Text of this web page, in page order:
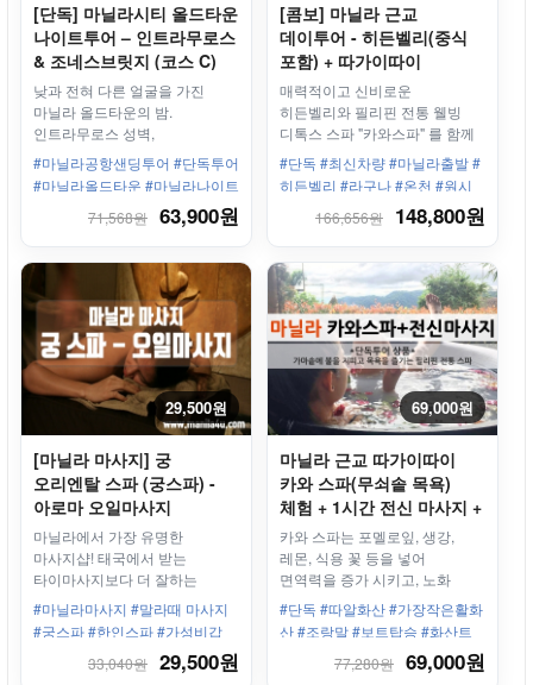
[단독] 마닐라시티 올드타운
나이트투어 – 인트라무로스
& 조네스브릿지 (코스 C)
낮과 전혀 다른 얼굴을 가진
마닐라 올드타운의 밤.
인트라무로스 성벽,
조네스브릿지의 금빛 야경,
비논도 골목의 생동감, 오카다
분수쇼까지 이어지는 감성
나이트투어입니다. 4인 이상이면
선물해드립니다.
#마닐라공항샌딩투어 #단독투어
#마닐라올드타운 #마닐라나이트
투어 #인트라무로스투어 #조네
스브릿지 #마닐라여행 #마닐라
야경 #필리핀나이트투어 #올드
타운나이트투어 #비논도투어 #
오카다분수쇼 #마닐라관광 #마
닐라프리미엄투어
71,568원 63,900원
[콤보] 마닐라 근교
데이투어 - 히든벨리(중식
포함) + 따가이따이
카와스파, 전신마사지
(1시간)
매력적이고 신비로운
히든벨리와 필리핀 전통 웰빙
디톡스 스파 "카와스파" 를 함께
즐겨보세요. 본 투어는 중식과
석식이 제공되는 투어 입니다.
#단독 #최신차량 #마닐라출발 #
히든벨리 #라구나 #온천 #원시
림 #효도 #커플
166,656원 148,800원
29,500원
[마닐라 마사지] 궁
오리엔탈 스파 (궁스파) -
아로마 오일마사지
(80분/120분 택 1)
마닐라에서 가장 유명한
마사지샵! 태국에서 받는
타이마사지보다 더 잘하는
태국마사지!
#마닐라마사지 #말라때 마사지
#궁스파 #한인스파 #가성비갑
33,040원 29,500원
69,000원
마닐라 근교 따가이따이
카와 스파(무쇠솥 목욕)
체험 + 1시간 전신 마사지 +
근교관광(과일시장/
스타벅스/스카이렌치/
피플스파크 방문 가능)
카와 스파는 포멜로잎, 생강,
레몬, 식용 꽃 등을 넣어
면역력을 증가 시키고, 노화
방지에 좋은 필리핀 전통 스파
입니다.
#단독 #따알화산 #가장작은활화
산 #조랑말 #보트탑승 #화산트
래킹 #전용차량 #신형차량 #카
77,280원 69,000원